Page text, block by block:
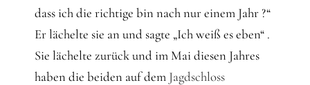
dass ich die richtige bin nach nur einem Jahr ?“
Er lächelte sie an und sagte „Ich weiß es eben“ .
Sie lächelte zurück und im Mai diesen Jahres
haben die beiden auf dem Jagdschloss